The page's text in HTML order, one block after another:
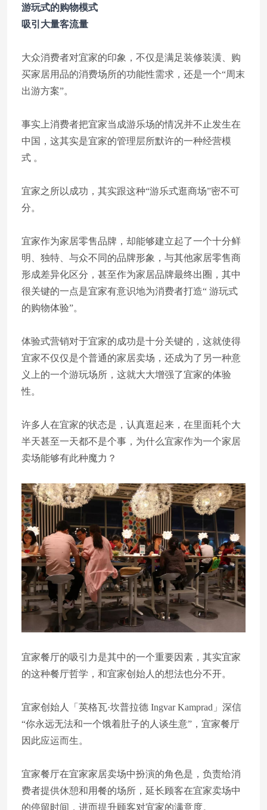
游玩式的购物模式
吸引大量客流量
大众消费者对宜家的印象，不仅是满足装修装潢、购
买家居用品的消费场所的功能性需求，还是一个“周末
出游方案”。
事实上消费者把宜家当成游乐场的情况并不止发生在
中国，这其实是宜家的管理层所默许的一种经营模
式 。
宜家之所以成功，其实跟这种“游乐式逛商场”密不可
分。
宜家作为家居零售品牌，却能够建立起了一个十分鲜
明、独特、与众不同的品牌形象，与其他家居零售商
形成差异化区分，甚至作为家居品牌最终出圈，其中
很关键的一点是宜家有意识地为消费者打造“ 游玩式
的购物体验”。
体验式营销对于宜家的成功是十分关键的，这就使得
宜家不仅仅是个普通的家居卖场，还成为了另一种意
义上的一个游玩场所，这就大大增强了宜家的体验
性。
许多人在宜家的状态是，认真逛起来，在里面耗个大
半天甚至一天都不是个事，为什么宜家作为一个家居
卖场能够有此种魔力？
宜家餐厅的吸引力是其中的一个重要因素，其实宜家
的这种餐厅哲学，和宜家创始人的想法也分不开。
宜家创始人「英格瓦·坎普拉德 Ingvar Kamprad」深信
“你永远无法和一个饿着肚子的人谈生意”，宜家餐厅
因此应运而生。
宜家餐厅在宜家家居卖场中扮演的角色是，负责给消
费者提供休憩和用餐的场所，延长顾客在宜家卖场中
的停留时间，进而提升顾客对宜家的满意度。